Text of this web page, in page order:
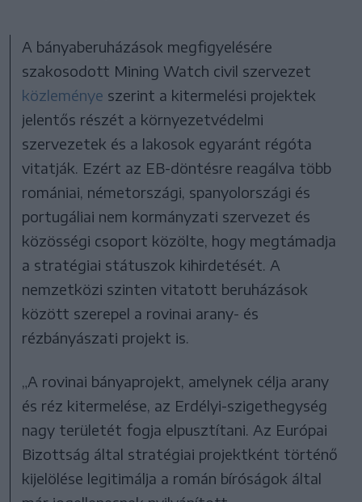
A bányaberuházások megfigyelésére
szakosodott Mining Watch civil szervezet
közleménye szerint a kitermelési projektek
jelentős részét a környezetvédelmi
szervezetek és a lakosok egyaránt régóta
vitatják. Ezért az EB-döntésre reagálva több
romániai, németországi, spanyolországi és
portugáliai nem kormányzati szervezet és
közösségi csoport közölte, hogy megtámadja
a stratégiai státuszok kihirdetését. A
nemzetközi szinten vitatott beruházások
között szerepel a rovinai arany- és
rézbányászati projekt is.
„A rovinai bányaprojekt, amelynek célja arany
és réz kitermelése, az Erdélyi-szigethegység
nagy területét fogja elpusztítani. Az Európai
Bizottság által stratégiai projektként történő
kijelölése legitimálja a román bíróságok által